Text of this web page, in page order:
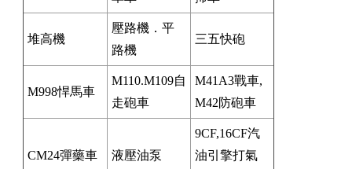
堆高機
壓路機．平
路機
三五快砲
M998悍馬車
M110.M109自
走砲車
M41A3戰車,
M42防砲車
CM24彈藥車 液壓油泵
9CF,16CF汽
油引擎打氣